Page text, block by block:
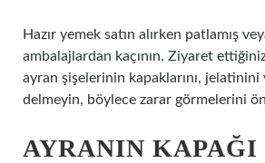
Hazır yemek satın alırken patlamış
ambalajlardan kaçının. Ziyaret
ayran şişelerinin kapaklarını, jelatinini
delmeyin, böylece zarar görmelerini
AYRANIN KAPAĞI